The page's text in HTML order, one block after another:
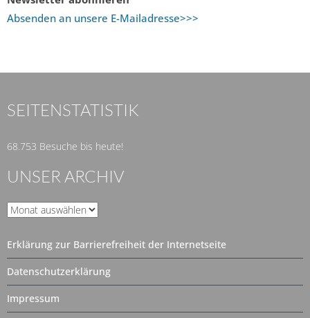
Absenden an unsere E-Mailadresse>>>
SEITENSTATISTIK
68.753 Besuche bis heute!
UNSER ARCHIV
Unser
Erklärung zur Barrierefreiheit der Internetseite
Datenschutzerklärung
Impressum